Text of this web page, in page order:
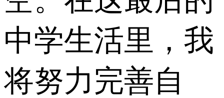
中学生活里，我
将努力完善自